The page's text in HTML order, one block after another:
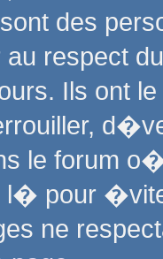
des
au respect
Ils ont
le forum
l� pour
ne